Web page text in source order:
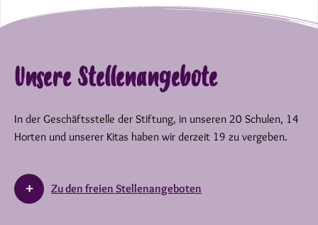
Unsere Stellenangebote
In der Geschäftsstelle der Stiftung, in unseren 20 Schulen, 14
Horten und unserer Kitas haben wir derzeit 19 zu vergeben.
Zu den freien Stellenangeboten